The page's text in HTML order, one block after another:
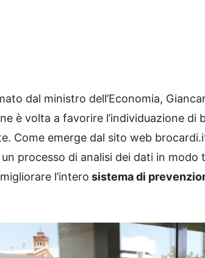
dal ministro dell’Economia,
è volta a favorire l’individuazione di
Come emerge dal sito web
processo di analisi dei dati in modo
l’intero sistema di